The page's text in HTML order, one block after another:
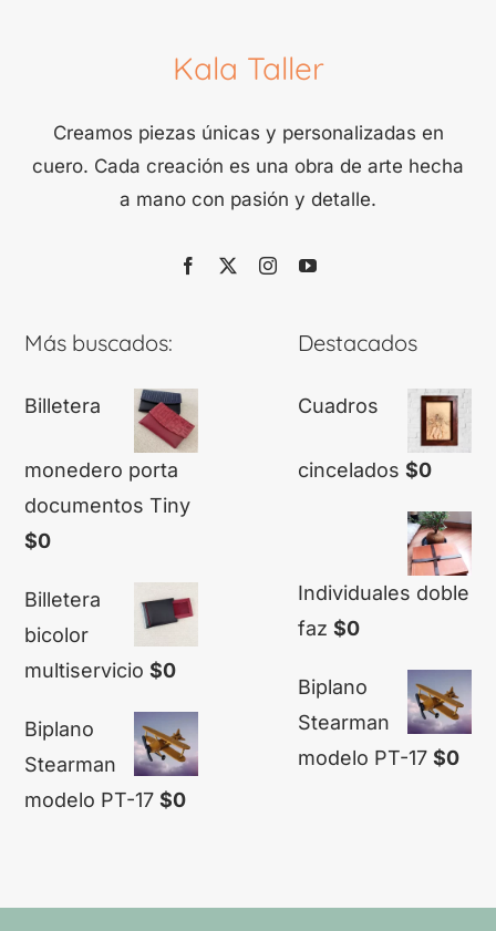
Kala Taller
Creamos piezas únicas y personalizadas en
cuero. Cada creación es una obra de arte hecha
a mano con pasión y detalle.
Más buscados:
Billetera
monedero porta
documentos Tiny
$0
Billetera
bicolor
multiservicio $0
Biplano
Stearman
modelo PT-17 $0
Destacados
Cuadros
cincelados $0
Individuales doble
faz $0
Biplano
Stearman
modelo PT-17 $0